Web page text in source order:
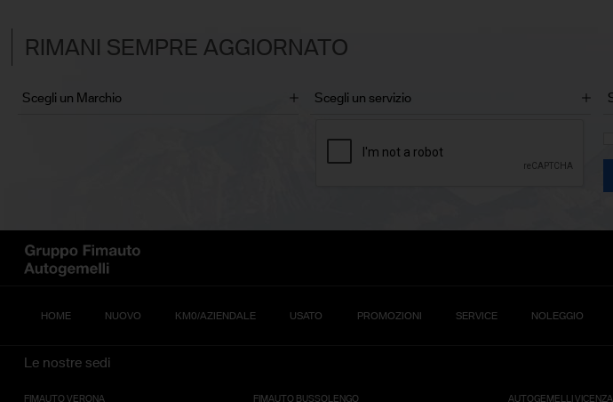
RIMANI SEMPRE AGGIORNATO
HOME NUOVO KM0/AZIENDALE USATO PROMOZIONI SERVICE NOLEGGIO
Le nostre sedi
FIMAUTO VERONA FIMAUTO BUSSOLENGO AUTOGEMELLI VICENZA